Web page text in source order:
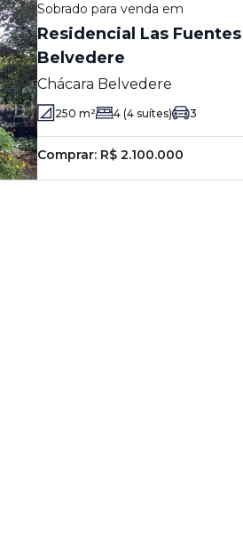
Sobrado para venda em
Residencial Las Fuentes - Chácara
Belvedere
Chácara Belvedere
250 m² 4 (4 suítes) 3
Comprar: R$ 2.100.000